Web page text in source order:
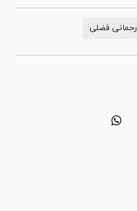
رحمانی فضلی